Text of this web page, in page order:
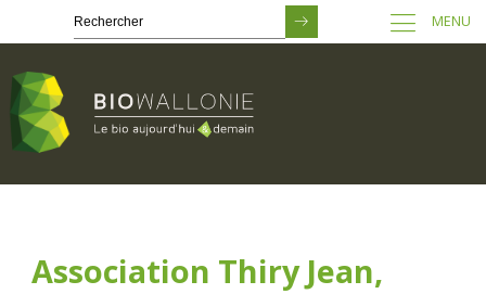
principal
MENU
Association Thiry Jean,